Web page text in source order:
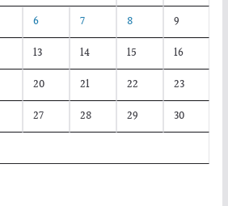
6 7 8
9
13 14 15
16
20 21 22
23
27 28 29
30